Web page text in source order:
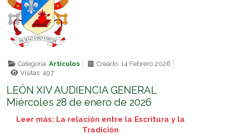
Categoría: Artículos
Creado: 14 Febrero 2026
Visitas: 497
LEÓN XIV AUDIENCIA GENERAL
Miércoles 28 de enero de 2026
Leer más: La relación entre la Escritura y la
Tradición